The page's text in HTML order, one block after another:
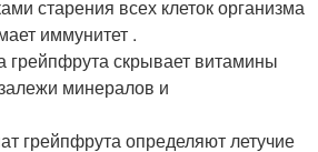
старения всех клеток организма
иммунитет .
грейпфрута скрывает витамины
минералов и
грейпфрута определяют летучие